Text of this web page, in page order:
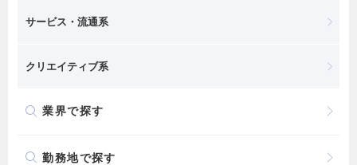
サービス・流通系
クリエイティブ系
業界で探す
勤務地で探す